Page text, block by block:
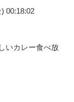
00:18:02
いカレー食べ放